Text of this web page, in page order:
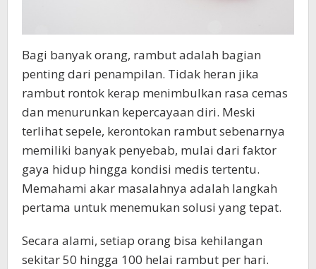
Bagi banyak orang, rambut adalah bagian
penting dari penampilan. Tidak heran jika
rambut rontok kerap menimbulkan rasa cemas
dan menurunkan kepercayaan diri. Meski
terlihat sepele, kerontokan rambut sebenarnya
memiliki banyak penyebab, mulai dari faktor
gaya hidup hingga kondisi medis tertentu.
Memahami akar masalahnya adalah langkah
pertama untuk menemukan solusi yang tepat.
Secara alami, setiap orang bisa kehilangan
sekitar 50 hingga 100 helai rambut per hari.